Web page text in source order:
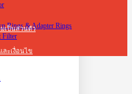
Rings & Adapter Rings
Filter
เป็นส่วนตัว
ะเงื่อนไข